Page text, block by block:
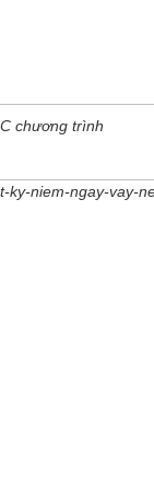
chương trình